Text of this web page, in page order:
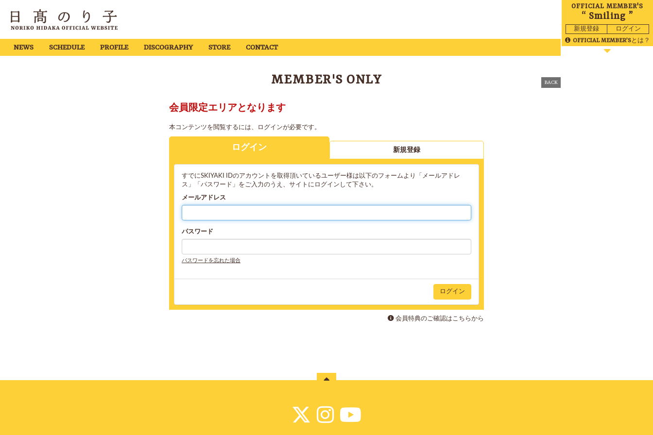
NEWS SCHEDULE PROFILE DISCOGRAPHY STORE CONTACT
OFFICIAL MEMBER'S
“ Smiling ”
新規登録 ログイン
OFFICIAL MEMBER’Sとは？
MEMBER'S ONLY BACK
会員限定エリアとなります
本コンテンツを閲覧するには、ログインが必要です。
ログイン 新規登録
すでにSKIYAKI IDのアカウントを取得頂いているユーザー様は以下のフォームより「メールアドレ
ス」「パスワード」をご入力のうえ、サイトにログインして下さい。
メールアドレス
パスワード
パスワードを忘れた場合
会員特典のご確認はこちらから